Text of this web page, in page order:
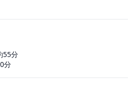
55分
分